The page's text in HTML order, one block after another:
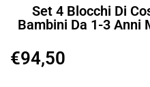
Set 4 Blocchi Di
Bambini Da 1-3 Anni
€94,50